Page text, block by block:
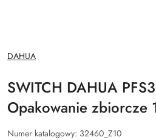
NAZWA
PRODUCENTA:
DAHUA
SWITCH DAHUA
Opakowanie zbiorcze
Numer katalogowy: 32460_Z10